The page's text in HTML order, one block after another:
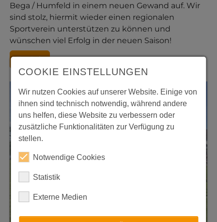
Bega / Humfeld in einem neuen Gewand auf. Wir
sind stolz, hiermit wieder einen regionalen
Sportverein unterstützen zu können und
wünschen viel Erfolg in der neuen Saison!
Zurück
COOKIE EINSTELLUNGEN
Wir nutzen Cookies auf unserer Website. Einige von
ihnen sind technisch notwendig, während andere
uns helfen, diese Website zu verbessern oder
zusätzliche Funktionalitäten zur Verfügung zu
stellen.
Notwendige Cookies
Statistik
Externe Medien